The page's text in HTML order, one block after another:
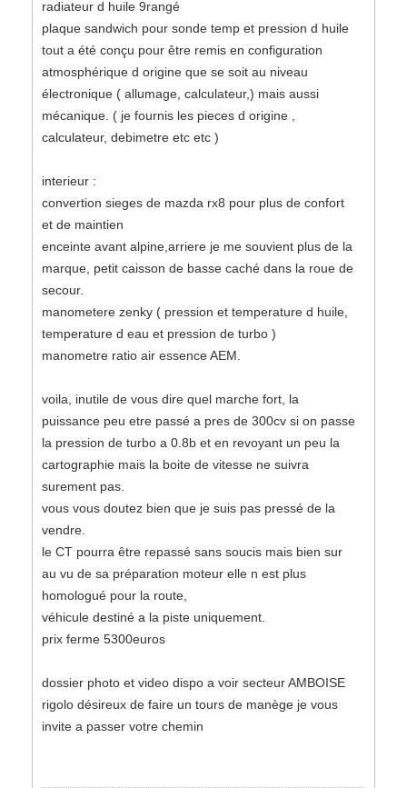
radiateur d huile 9rangé
plaque sandwich pour sonde temp et pression d huile
tout a été conçu pour être remis en configuration
atmosphérique d origine que se soit au niveau
électronique ( allumage, calculateur,) mais aussi
mécanique. ( je fournis les pieces d origine ,
calculateur, debimetre etc etc )
interieur :
convertion sieges de mazda rx8 pour plus de confort
et de maintien
enceinte avant alpine,arriere je me souvient plus de la
marque, petit caisson de basse caché dans la roue de
secour.
manometere zenky ( pression et temperature d huile,
temperature d eau et pression de turbo )
manometre ratio air essence AEM.
voila, inutile de vous dire quel marche fort, la
puissance peu etre passé a pres de 300cv si on passe
la pression de turbo a 0.8b et en revoyant un peu la
cartographie mais la boite de vitesse ne suivra
surement pas.
vous vous doutez bien que je suis pas pressé de la
vendre.
le CT pourra être repassé sans soucis mais bien sur
au vu de sa préparation moteur elle n est plus
homologué pour la route,
véhicule destiné a la piste uniquement.
prix ferme 5300euros
dossier photo et video dispo a voir secteur AMBOISE
rigolo désireux de faire un tours de manège je vous
invite a passer votre chemin